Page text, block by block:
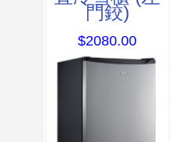
門鉸)
$2080.00